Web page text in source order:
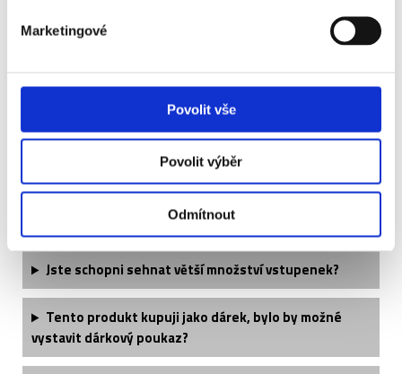
Marketingové
Povolit vše
Povolit výběr
Odmítnout
Kdy obdržím své vstupenky?
Jaké si mohu vzít oblečení?
Jste schopni sehnat větší množství vstupenek?
Tento produkt kupuji jako dárek, bylo by možné
vystavit dárkový poukaz?